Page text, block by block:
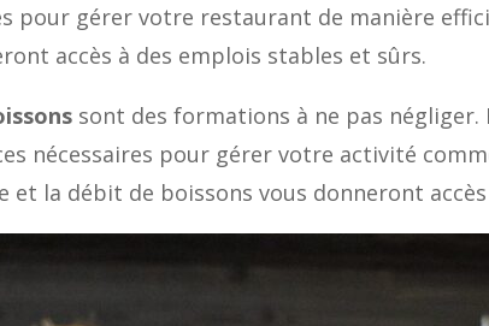
pour gérer votre restaurant de manière
accès à des emplois stables et sûrs.
sont des formations à ne pas
nécessaires pour gérer votre activité
et la débit de boissons vous donneront